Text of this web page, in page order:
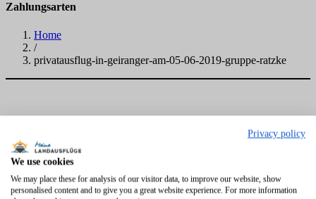
Zahlungsarten
Home
/
privatausflug-in-geiranger-am-05-06-2019-gruppe-ratzke
Privacy policy
We use cookies
We may place these for analysis of our visitor data, to improve our website, show
personalised content and to give you a great website experience. For more information